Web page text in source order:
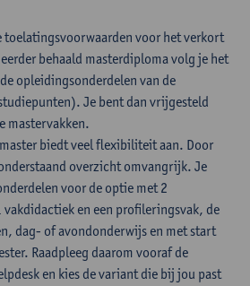
toelatingsvoorwaarden voor het verkort
behaald masterdiploma volg je het
opleidingsonderdelen van de
Je bent dan vrijgesteld
mastervakken.
biedt veel flexibiliteit aan. Door
overzicht omvangrijk. Je
voor de optie met 2
en een profileringsvak, de
dag- of avondonderwijs en met start
Raadpleeg daarom vooraf de
en kies de variant die bij jou past